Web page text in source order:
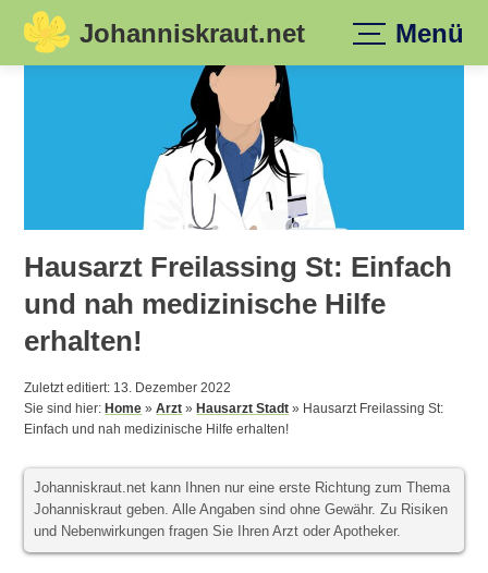
Skip
Johanniskraut.net Menü
Hausarzt Freilassing St: Einfach
und nah medizinische Hilfe
erhalten!
Zuletzt editiert: 13. Dezember 2022
Sie sind hier:Home »Arzt »Hausarzt Stadt » Hausarzt Freilassing St:
Einfach und nah medizinische Hilfe erhalten!
Johanniskraut.net kann Ihnen nur eine erste Richtung zum Thema
Johanniskraut geben. Alle Angaben sind ohne Gewähr. Zu Risiken
und Nebenwirkungen fragen Sie Ihren Arzt oder Apotheker.